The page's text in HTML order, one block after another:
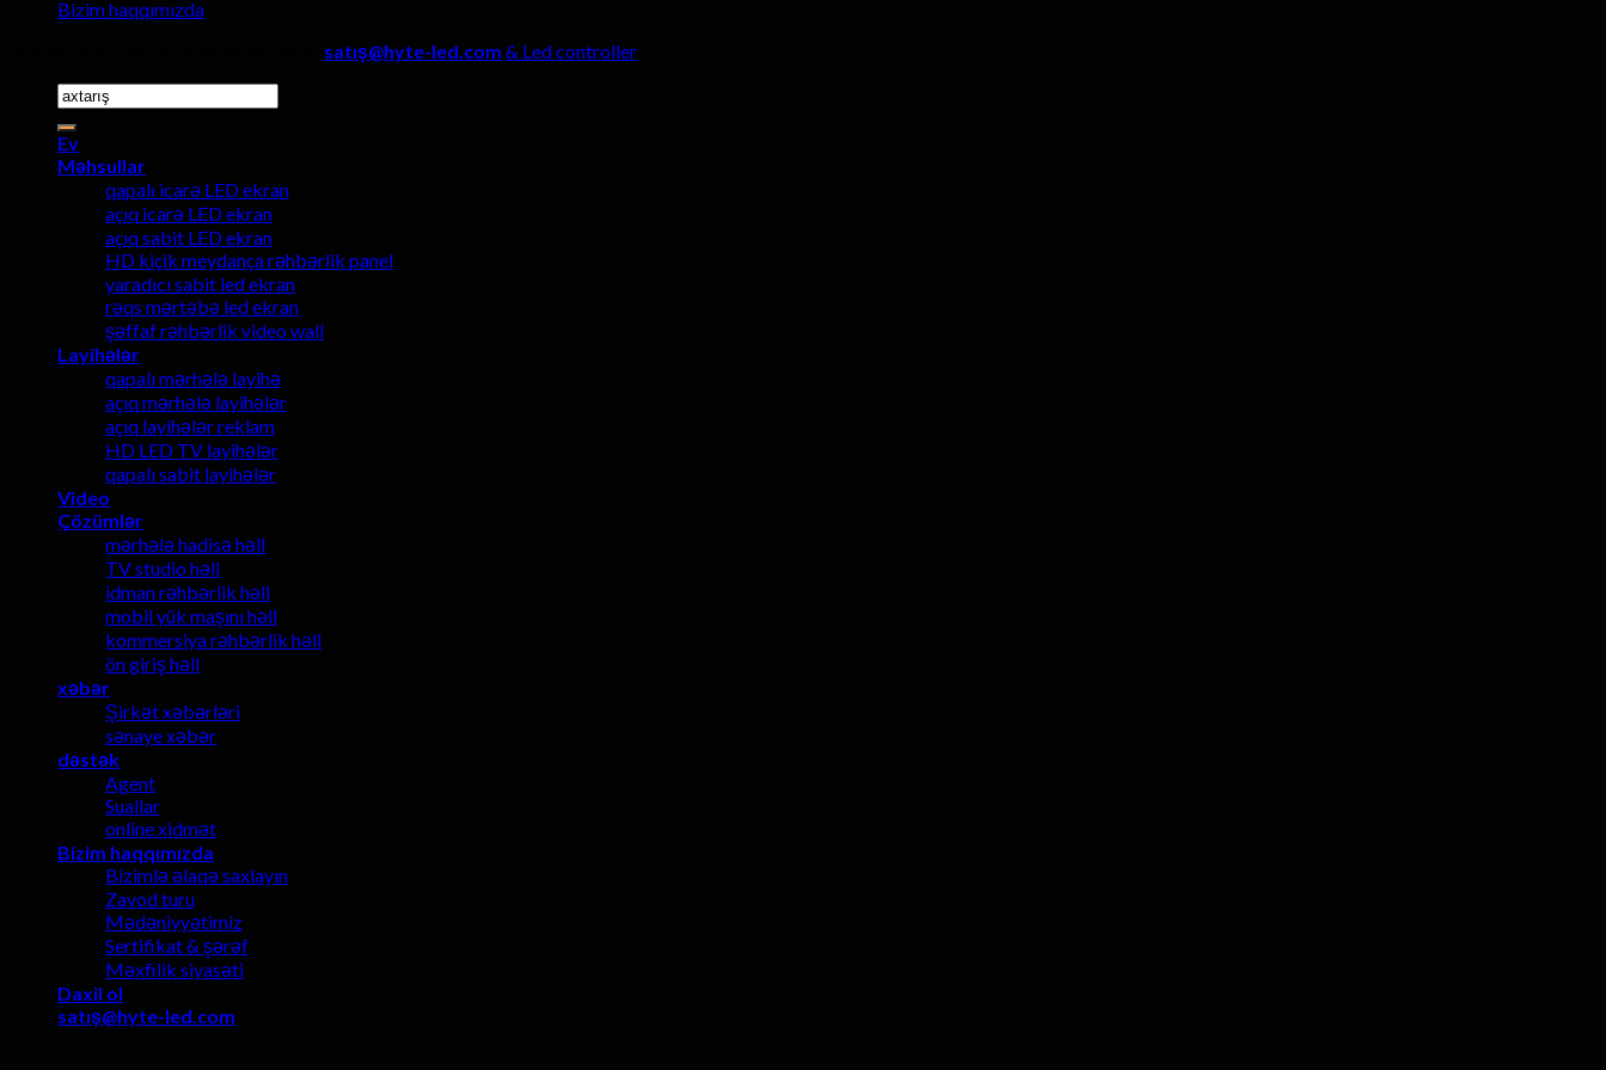
Bizim haqqımızda
satış@hyte-led.com & Led controller
Axtarmaq:
Ev
Məhsullar
qapalı icarə LED ekran
açıq icarə LED ekran
açıq sabit LED ekran
HD kiçik meydança rəhbərlik panel
yaradıcı sabit led ekran
rəqs mərtəbə led ekran
şəffaf rəhbərlik video wall
Layihələr
qapalı mərhələ layihə
açıq mərhələ layihələr
açıq layihələr reklam
HD LED TV layihələr
qapalı sabit layihələr
Video
Çözümlər
mərhələ hadisə həll
TV studio həll
idman rəhbərlik həll
mobil yük maşını həll
kommersiya rəhbərlik həll
ön giriş həll
xəbər
Şirkət xəbərləri
sənaye xəbər
dəstək
Agent
Suallar
online xidmət
Bizim haqqımızda
Bizimlə əlaqə saxlayın
Zavod turu
Mədəniyyətimiz
Sertifikat & şərəf
Məxfilik siyasəti
Daxil ol
satış@hyte-led.com